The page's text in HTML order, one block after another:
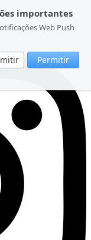
importantes
Web Push
Permitir